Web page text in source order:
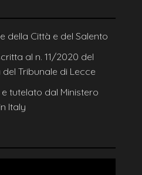
della Città e del Salento
al n. 11/2020 del
Tribunale di Lecce
tutelato dal Ministero
Italy